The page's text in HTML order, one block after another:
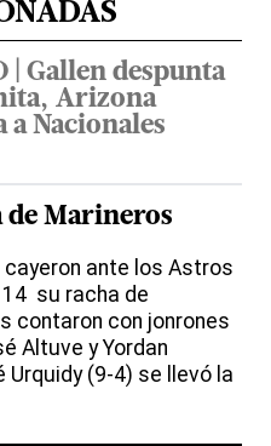
| Gallen despunta
Arizona
Nacionales
de Marineros
ante los Astros
su racha de
contaron con jonrones
Altuve y Yordan
(9-4) se llevó la